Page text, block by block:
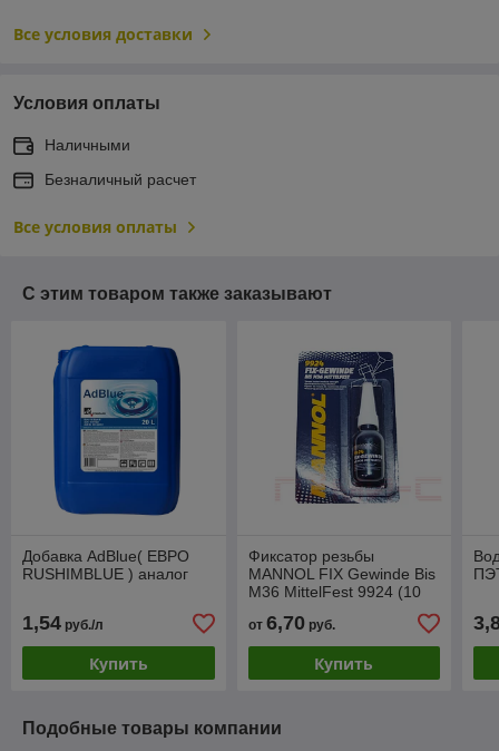
Все условия доставки
Условия оплаты
Наличными
Безналичный расчет
Все условия оплаты
С этим товаром также заказывают
Добавка AdBlue( ЕВРО
RUSHIMBLUE ) аналог
1,54 руб./л
Купить
Фиксатор резьбы
MANNOL FIX Gewinde Bis
M36 MittelFest 9924 (10
от 6,70руб.
Купить
Подобные товары компании